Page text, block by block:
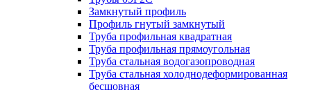
Замкнутый профиль
Профиль гнутый замкнутый
Труба профильная квадратная
Труба профильная прямоугольная
Труба стальная водогазопроводная
Труба стальная холоднодеформированная
бесшовная